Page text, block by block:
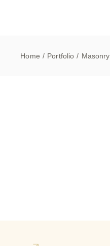
Home Portfolio Masonry